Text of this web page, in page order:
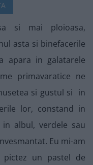
si mai ploioasa,
asta si binefacerile
apara in galatarele
primavaratice ne
si gustul si in
lor, constand in
albul, verdele sau
Eu mi-am
pictez un pastel de